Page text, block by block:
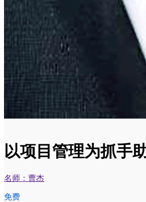
以项目管理为抓手
名师：曹杰
免费